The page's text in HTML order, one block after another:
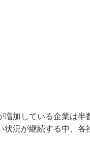
加している企業は
況が継続する中、